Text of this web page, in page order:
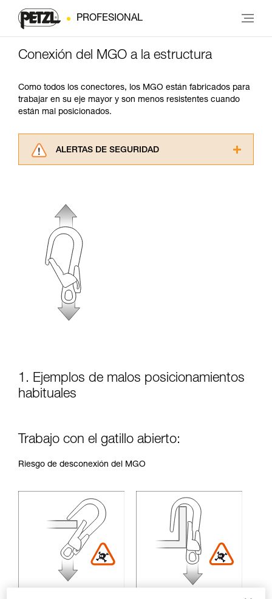
PROFESIONAL
Conexión del MGO a la estructura
Como todos los conectores, los MGO están fabricados para
trabajar en su eje mayor y son menos resistentes cuando
están mal posicionados.
ALERTAS DE SEGURIDAD
información de la ficha técnica para poder
comprender este complemento informativo.
Dominar estas técnicas requiere una formación
y un entrenamiento específico. Confirme a
través de un profesional su capacidad para
ejecutar estas técnicas, solo y con total
seguridad, antes de ejecutarlas de forma
autónoma.
Damos ejemplos de técnicas relacionadas con
su actividad. Pueden existir otras que no
1. Ejemplos de malos posicionamientos
habituales
Trabajo con el gatillo abierto:
Riesgo de desconexión del MGO